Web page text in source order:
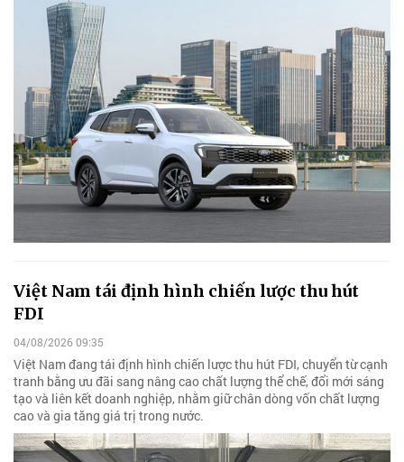
Việt Nam tái định hình chiến lược thu hút
FDI
04/08/2026 09:35
Việt Nam đang tái định hình chiến lược thu hút FDI, chuyển từ cạnh
tranh bằng ưu đãi sang nâng cao chất lượng thể chế, đổi mới sáng
tạo và liên kết doanh nghiệp, nhằm giữ chân dòng vốn chất lượng
cao và gia tăng giá trị trong nước.